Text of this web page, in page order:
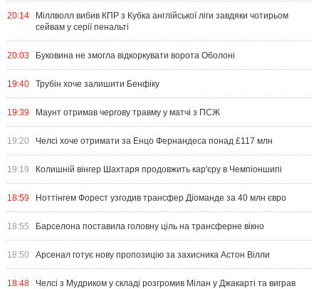
20:14
Міллволл вибив КПР з Кубка англійської ліги завдяки чотирьом
сейвам у серії пенальті
20:03 Буковина не змогла відкоркувати ворота Оболоні
19:40 Трубін хоче залишити Бенфіку
19:39 Маунт отримав чергову травму у матчі з ПСЖ
19:20 Челсі хоче отримати за Енцо Фернандеса понад £117 млн
19:19 Колишній вінгер Шахтаря продовжить кар'єру в Чемпіоншипі
18:59 Ноттінгем Форест узгодив трансфер Діоманде за 40 млн євро
18:55 Барселона поставила головну ціль на трансферне вікно
18:50 Арсенал готує нову пропозицію за захисника Астон Вілли
18:48
Челсі з Мудриком у складі розгромив Мілан у Джакарті та виграв